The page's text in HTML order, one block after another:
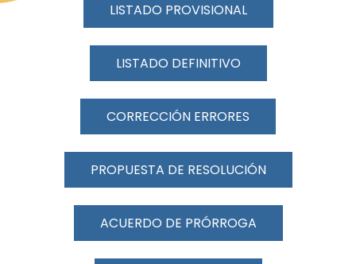
LISTADO PROVISIONAL
LISTADO DEFINITIVO
CORRECCIÓN ERRORES
PROPUESTA DE RESOLUCIÓN
ACUERDO DE PRÓRROGA